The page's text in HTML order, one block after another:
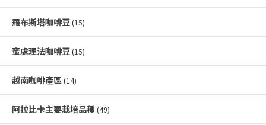
羅布斯塔咖啡豆 (15)
蜜處理法咖啡豆 (15)
越南咖啡產區 (14)
阿拉比卡主要栽培品種 (49)